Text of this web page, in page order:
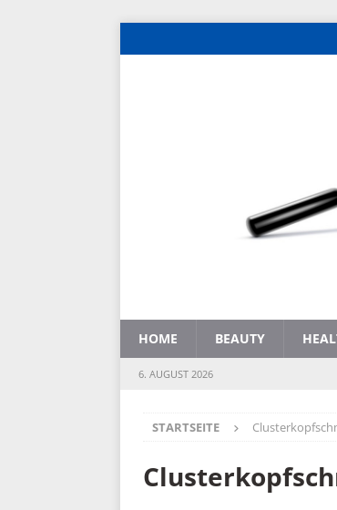
HOME BEAUTY
6. AUGUST 2026
STARTSEITE